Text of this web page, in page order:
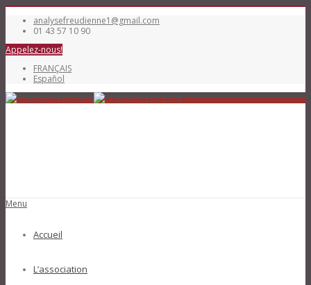
analysefreudienne1@gmail.com
01 43 57 10 90
Appelez-nous!
FRANÇAIS
Español
Menu
Accueil
L’association